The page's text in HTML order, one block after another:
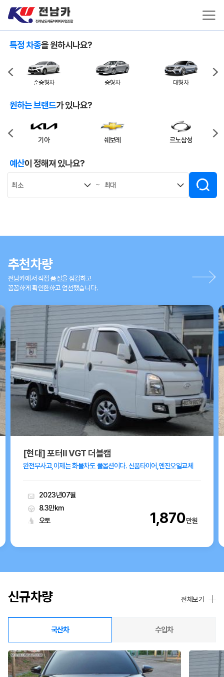
특정 차종을 원하시나요?
준중형차 중형차 대형차
원하는 브랜드가 있나요?
기아 쉐보레 르노삼성
예산이 정해져 있나요?
~
추천차량
전남카에서 직접 품질을 점검하고
꼼꼼하게 확인한하고 엄선했습니다.
[현대] 포터II VGT 더블캡
완전무사고,이제는 화물차도 풀옵션이다. 신품타이어,엔진오일교체
2023년07월
8.3만km
오토
1,870만원
신규차량 전체보기
국산차 수입차